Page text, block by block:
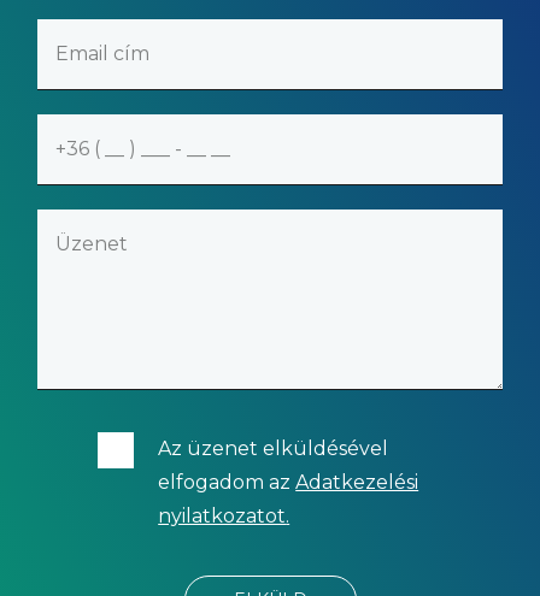
Az üzenet elküldésével
elfogadom azAdatkezelési
nyilatkozatot.